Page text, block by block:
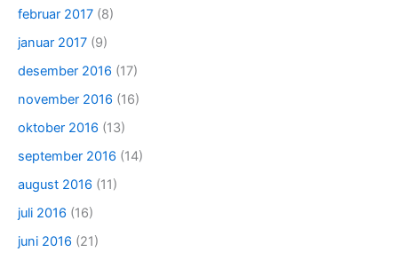
februar 2017 (8)
januar 2017 (9)
desember 2016 (17)
november 2016 (16)
oktober 2016 (13)
september 2016 (14)
august 2016 (11)
juli 2016 (16)
juni 2016 (21)